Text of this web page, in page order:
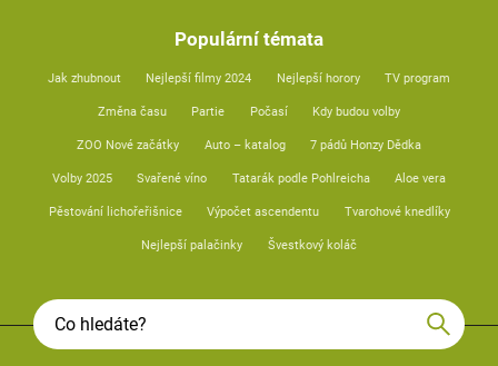
Populární témata
Jak zhubnout Nejlepší filmy 2024 Nejlepší horory TV program
Změna času Partie Počasí Kdy budou volby
ZOO Nové začátky Auto – katalog 7 pádů Honzy Dědka
Volby 2025 Svařené víno Tatarák podle Pohlreicha Aloe vera
Pěstování lichořeřišnice Výpočet ascendentu Tvarohové knedlíky
Nejlepší palačinky Švestkový koláč